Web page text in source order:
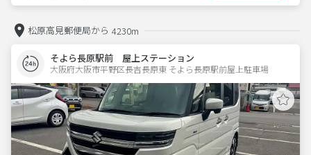
松原高見郵便局から 4230m
そよら長原駅前 屋上ステーション
大阪府大阪市平野区長吉長原東 そよら長原駅前屋上駐車場